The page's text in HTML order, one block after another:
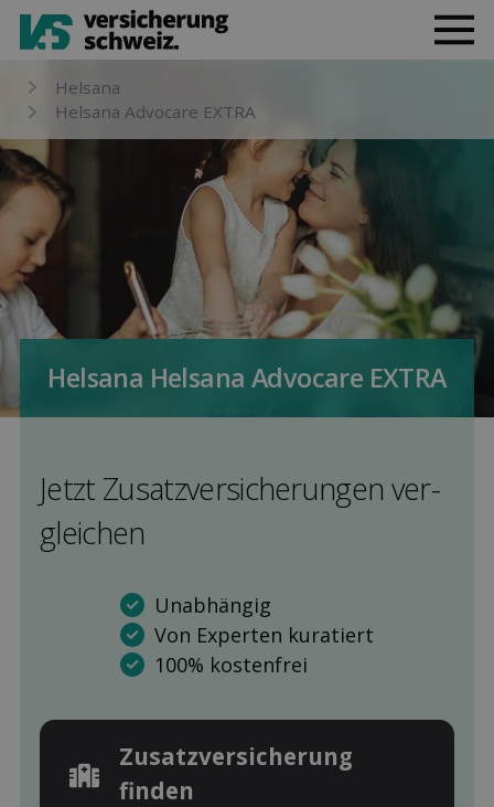
Helsana
Helsana Advocare EXTRA
Helsana Helsana Advocare EXTRA
Jetzt Zusatz­versicherungen ver­
gleichen
Unabhängig
Von Experten kuratiert
100% kostenfrei
Zusatz­versicherung
finden